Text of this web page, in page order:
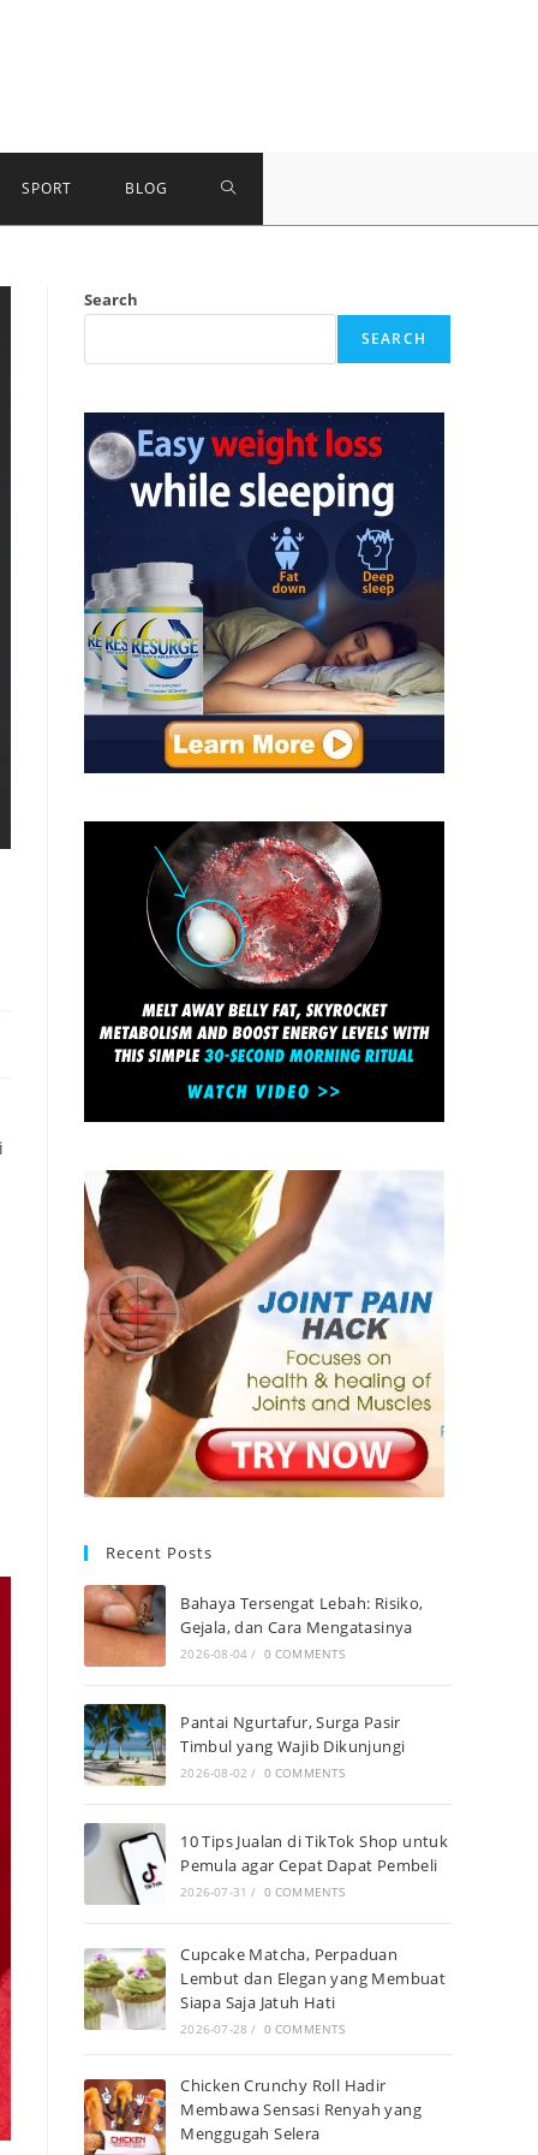
SPORT BLOG TOGGLE
Search
SEARCH
Recent Posts
Bahaya Tersengat Lebah: Risiko,
Gejala, dan Cara Mengatasinya
2026-08-04 / 0 COMMENTS
Pantai Ngurtafur, Surga Pasir
Timbul yang Wajib Dikunjungi
2026-08-02 / 0 COMMENTS
10 Tips Jualan di TikTok Shop untuk
Pemula agar Cepat Dapat Pembeli
2026-07-31 / 0 COMMENTS
Cupcake Matcha, Perpaduan
Lembut dan Elegan yang Membuat
Siapa Saja Jatuh Hati
2026-07-28 / 0 COMMENTS
Chicken Crunchy Roll Hadir
Membawa Sensasi Renyah yang
Menggugah Selera